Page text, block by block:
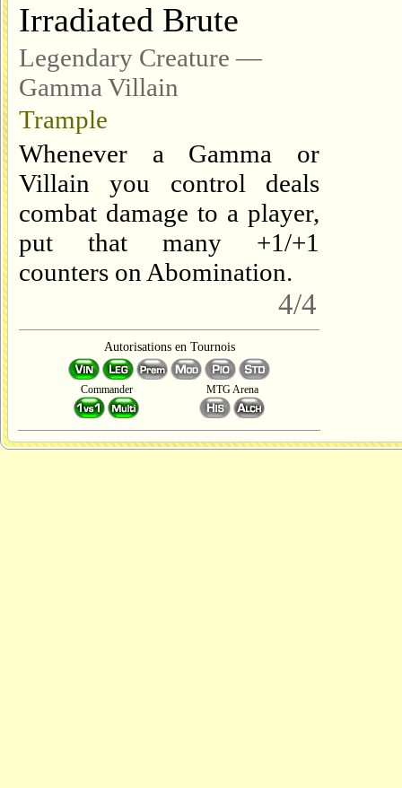
Irradiated Brute
Legendary Creature —
Gamma Villain
Trample
Whenever a Gamma or
Villain you control deals
combat damage to a player,
put that many +1/+1
counters on Abomination.
4/4
Autorisations en Tournois
Commander MTG Arena